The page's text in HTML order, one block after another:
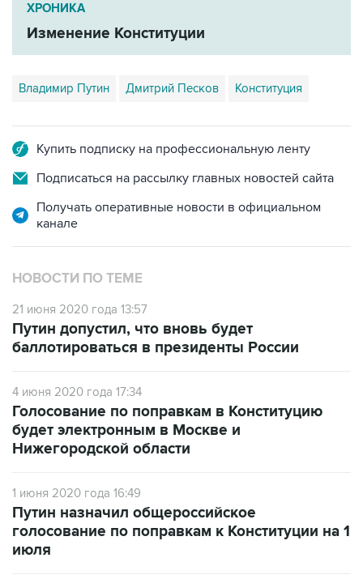
ХРОНИКА
Изменение Конституции
Владимир Путин Дмитрий Песков Конституция
Купить подписку на профессиональную ленту
Подписаться на рассылку главных новостей сайта
Получать оперативные новости в официальном
канале
НОВОСТИ ПО ТЕМЕ
21 июня 2020 года 13:57
Путин допустил, что вновь будет
баллотироваться в президенты России
4 июня 2020 года 17:34
Голосование по поправкам в Конституцию
будет электронным в Москве и
Нижегородской области
1 июня 2020 года 16:49
Путин назначил общероссийское
голосование по поправкам к Конституции на 1
июля